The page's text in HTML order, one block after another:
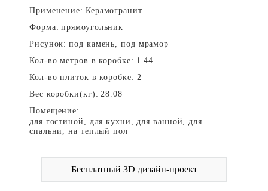
Применение: Керамогранит
Форма: прямоугольник
Рисунок: под камень, под мрамор
Кол-во метров в коробке: 1.44
Кол-во плиток в коробке: 2
Вес коробки(кг): 28.08
Помещение:
для гостиной, для кухни, для ванной, для
спальни, на теплый пол
Бесплатный 3D дизайн-проект